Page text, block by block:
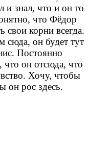
и знал, что и он то
что Фёдор
свои корни всегда.
сюда, он будет тут
Постоянно
что он отсюда, что
Хочу, чтобы
он рос здесь.